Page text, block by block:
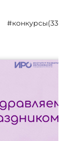
#конкурсы(330)